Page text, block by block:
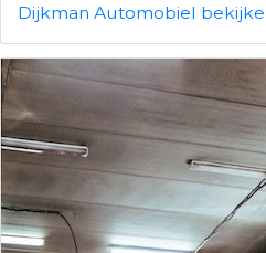
Dijkman Automobiel